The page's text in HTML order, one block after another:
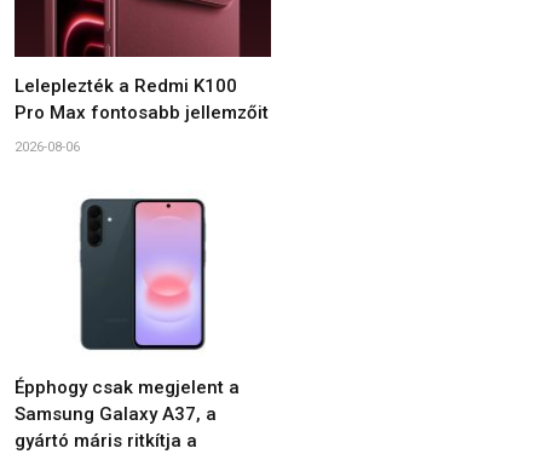
Leleplezték a Redmi K100
Pro Max fontosabb jellemzőit
2026-08-06
Épphogy csak megjelent a
Samsung Galaxy A37, a
gyártó máris ritkítja a